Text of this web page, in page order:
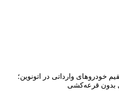
خودروهای وارداتی در اتونوین؛
بدون قرعه‌کشی